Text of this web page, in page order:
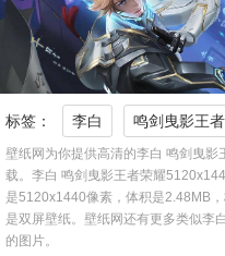
标签： 李白 鸣剑曳影王
壁纸网为你提供高清的李白 鸣剑曳
载。李白 鸣剑曳影王者荣耀
是5120x1440像素，体积是2.48MB
是双屏壁纸。壁纸网还有更多类似李
的图片。